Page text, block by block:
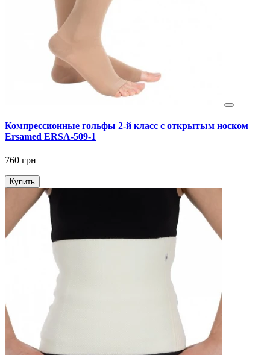
Компрессионные гольфы 2-й класс с открытым носком
Ersamed ERSA-509-1
760 грн
Купить